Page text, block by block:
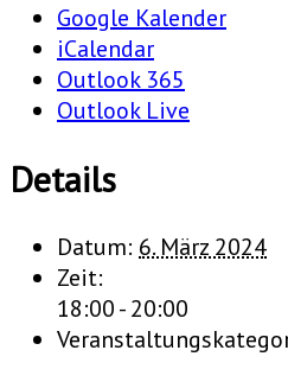
Google Kalender
iCalendar
Outlook 365
Outlook Live
Details
Datum: 6. März 2024
Zeit:
18:00 - 20:00